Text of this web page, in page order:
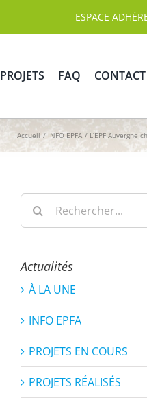
ESPACE
PROJETS FAQ CONTACT
Accueil INFO EPFA L’EPF Auvergne
Rechercher:
Actualités
À LA UNE
INFO EPFA
PROJETS EN COURS
PROJETS RÉALISÉS